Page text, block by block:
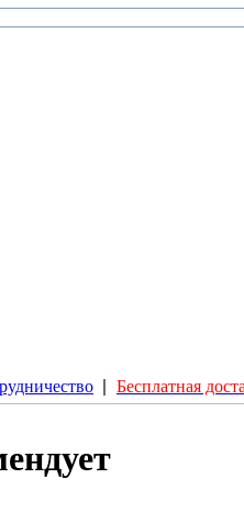
Бесплатная